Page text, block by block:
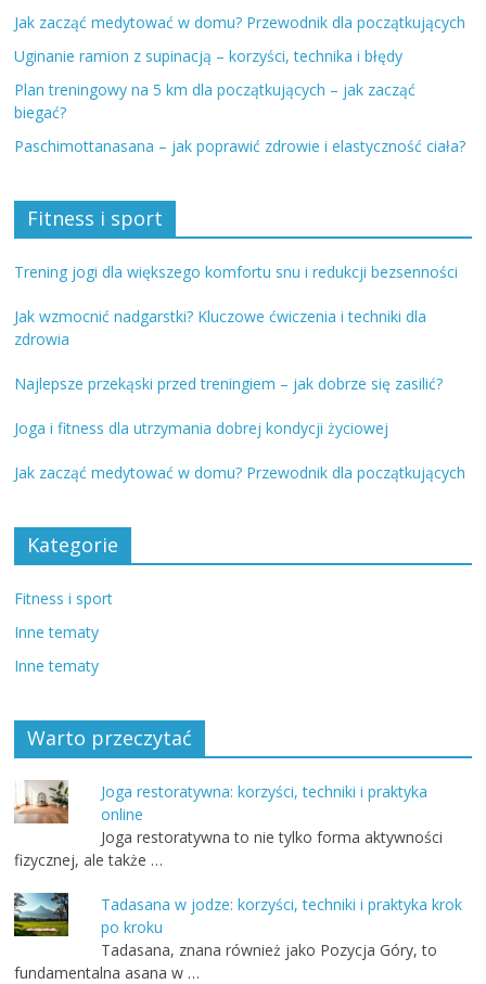
Jak zacząć medytować w domu? Przewodnik dla początkujących
Uginanie ramion z supinacją – korzyści, technika i błędy
Plan treningowy na 5 km dla początkujących – jak zacząć
biegać?
Paschimottanasana – jak poprawić zdrowie i elastyczność ciała?
Fitness i sport
Trening jogi dla większego komfortu snu i redukcji bezsenności
Jak wzmocnić nadgarstki? Kluczowe ćwiczenia i techniki dla
zdrowia
Najlepsze przekąski przed treningiem – jak dobrze się zasilić?
Joga i fitness dla utrzymania dobrej kondycji życiowej
Jak zacząć medytować w domu? Przewodnik dla początkujących
Kategorie
Fitness i sport
Inne tematy
Inne tematy
Warto przeczytać
Joga restoratywna: korzyści, techniki i praktyka
online
Joga restoratywna to nie tylko forma aktywności
fizycznej, ale także …
Tadasana w jodze: korzyści, techniki i praktyka krok
po kroku
Tadasana, znana również jako Pozycja Góry, to
fundamentalna asana w …